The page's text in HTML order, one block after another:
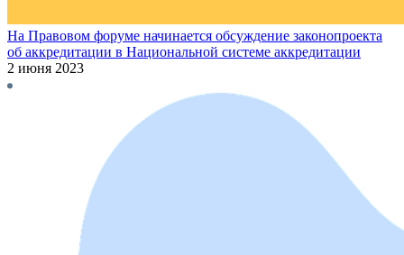
На Правовом форуме начинается обсуждение законопроекта
об аккредитации в Национальной системе аккредитации
2 июня 2023